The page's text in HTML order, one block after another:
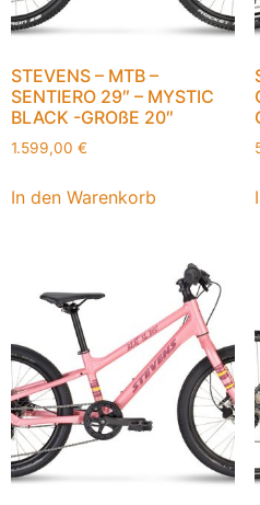
STEVENS – MTB –
SENTIERO 29″ – MYSTIC
BLACK -GROßE 20″
1.599,00 €
In den Warenkorb